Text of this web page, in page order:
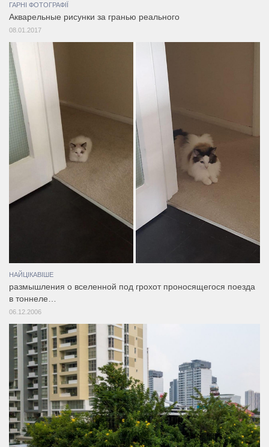
ГАРНІ ФОТОГРАФІЇ
Акварельные рисунки за гранью реального
08.01.2017
НАЙЦІКАВІШЕ
размышления о вселенной под грохот проносящегося поезда
в тоннеле…
06.12.2006